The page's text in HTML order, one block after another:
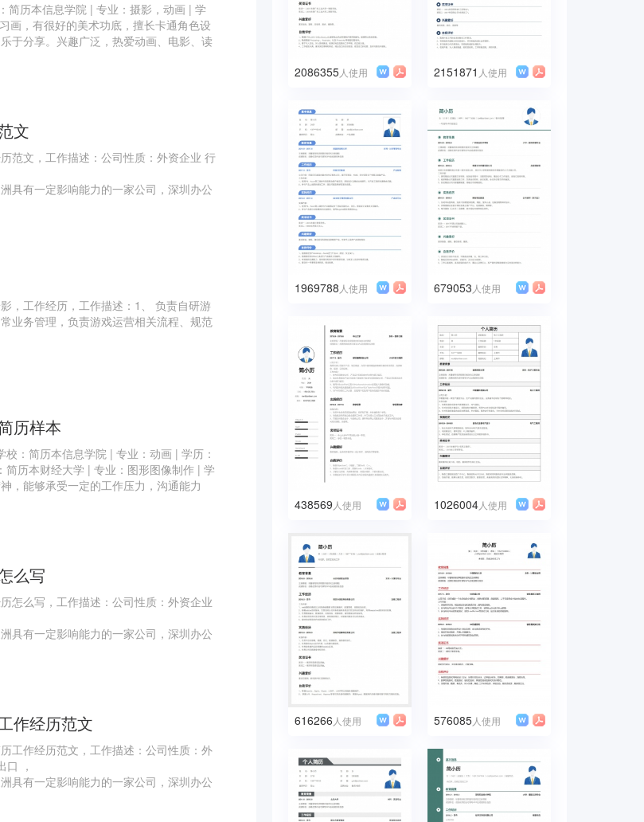
简历本信息学院 | 专业：摄影，动画 | 学
画，有很好的美术功底，擅长卡通角色设
于分享。兴趣广泛，热爱动画、电影、读
设计、美术的工作；带领团队完成一套吉
文
范文，工作描述：公司性质：外资企业 行
具有一定影响能力的一家公司，深圳办公
音响，耳机，线材，电视
，工作经历，工作描述：1、 负责自研游
业务管理，负责游戏运营相关流程、规范
程。
历样本
：简历本信息学院 | 专业：动画 | 学历：
历本财经大学 | 专业：图形图像制作 | 学
，能够承受一定的工作压力，沟通能力
技能。为人敬业爱业，有很强的团队合
么写
怎么写，工作描述：公司性质：外资企业
具有一定影响能力的一家公司，深圳办公
音响，耳机，线材，电视
作经历范文
工作经历范文，工作描述：公司性质：外
口 ，
具有一定影响能力的一家公司，深圳办公
2086355人使用 2151871 人使用
1969788 人使用 679053 人使用
438569 人使用 1026004人使用
616266 人使用 576085人使用